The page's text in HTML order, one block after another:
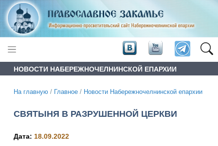
НОВОСТИ НАБЕРЕЖНОЧЕЛНИНСКОЙ ЕПАРХИИ
На главную / Главное / Новости Набережночелнинской епархии
СВЯТЫНЯ В РАЗРУШЕННОЙ ЦЕРКВИ
Дата: 18.09.2022